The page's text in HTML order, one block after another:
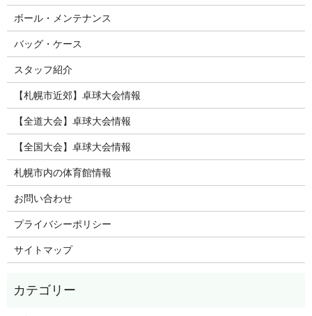
ボール・メンテナンス
バッグ・ケース
スタッフ紹介
【札幌市近郊】卓球大会情報
【全道大会】卓球大会情報
【全国大会】卓球大会情報
札幌市内の体育館情報
お問い合わせ
プライバシーポリシー
サイトマップ